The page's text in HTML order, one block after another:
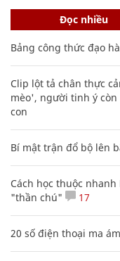
Đọc nhiều
Bảng công thức đạo
Clip lột tả chân thực
mèo', người tinh ý
con
Bí mật trận đổ bộ lên
Cách học thuộc
"thần chú"
17
20 số điện thoại ma